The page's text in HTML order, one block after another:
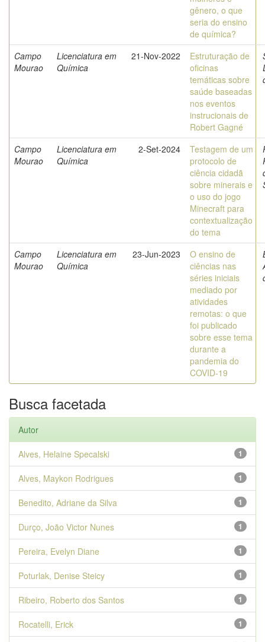
gênero, o que
seria do ensino
de química?
Campo
Mourao
Licenciatura em
Química
21-Nov-2022
Estruturação de
oficinas
temáticas sobre
saúde baseadas
nos eventos
instrucionais de
Robert Gagné
Campo
Mourao
Licenciatura em
Química
2-Set-2024
Testagem de um
protocolo de
ciência cidadã
sobre minerais e
o uso do jogo
Minecraft para
contextualização
do tema
Campo
Mourao
Licenciatura em
Química
23-Jun-2023
O ensino de
ciências nas
séries iniciais
mediado por
atividades
remotas: o que
foi publicado
sobre esse tema
durante a
pandemia do
COVID-19
Busca facetada
Autor
1
Alves, Helaine Specalski
1
Alves, Maykon Rodrigues
1
Benedito, Adriane da Silva
1
Durço, João Victor Nunes
1
Pereira, Evelyn Diane
1
Poturlak, Denise Steicy
1
Ribeiro, Roberto dos Santos
1
Rocatelli, Erick